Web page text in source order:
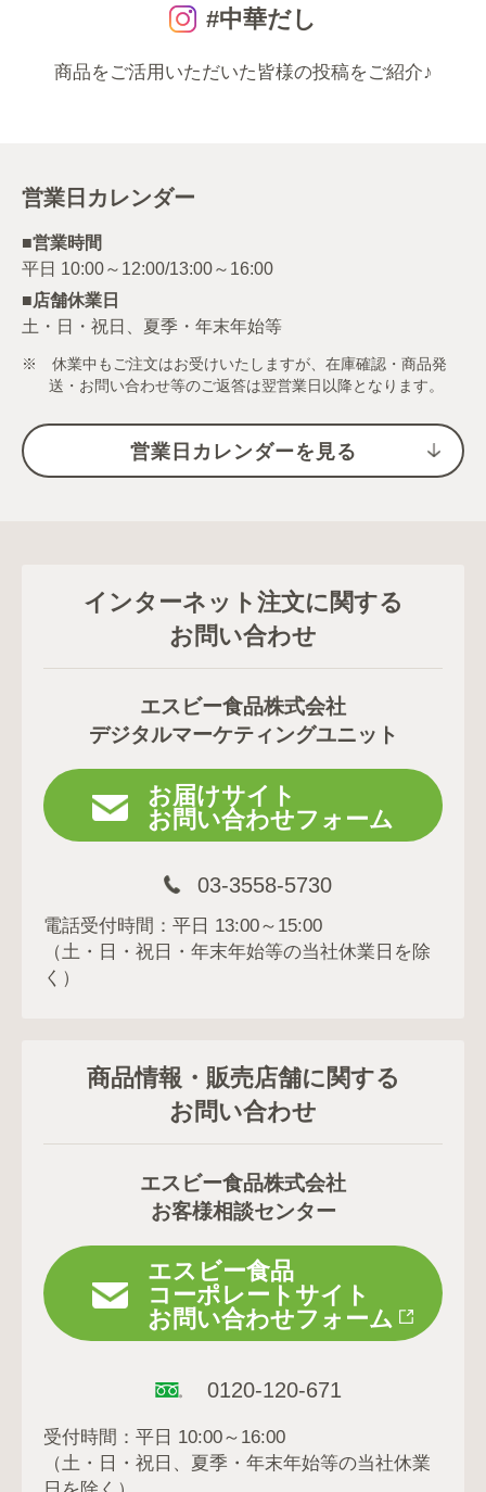
#中華だし
商品をご活用いただいた皆様の投稿をご紹介♪
営業日カレンダー
■営業時間
■店舗休業日
土・日・祝日、夏季・年末年始等
※ 休業中もご注文はお受けいたしますが、在庫確認・商品発
送・お問い合わせ等のご返答は翌営業日以降となります。
営業日カレンダーを見る
インターネット注文に関する
お問い合わせ
エスビー食品株式会社
デジタルマーケティングユニット
お届けサイト
お問い合わせフォーム
03-3558-5730
電話受付時間：平日 13:00～15:00
（土・日・祝日・年末年始等の当社休業日を除
く）
商品情報・販売店舗に関する
お問い合わせ
エスビー食品株式会社
お客様相談センター
エスビー食品
コーポレートサイト
お問い合わせフォーム
0120-120-671
受付時間：平日 10:00～16:00
（土・日・祝日、夏季・年末年始等の当社休業